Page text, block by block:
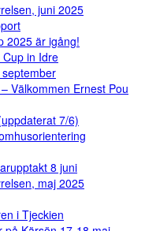
juni 2025
2025 är igång!
in Idre
Välkommen Ernest Pou
7/6)
8 juni
maj 2025
i Tjeckien